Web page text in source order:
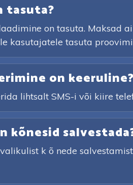
tasuta?
on tasuta. Maksad
kasutajatele tasuta
on keeruline?
lihtsalt SMS-i või kiire
kõnesid
valikulist k õ nede